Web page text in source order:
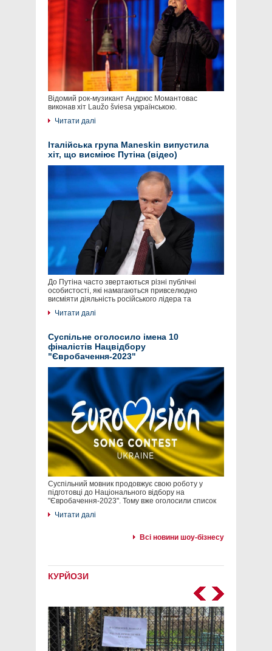
Відомий рок-музикант Андрюс Момантовас
виконав хіт Laužo šviesa українською.
Читати далі
Італійська група Maneskin випустила
хіт, що висміює Путіна (відео)
До Путіна часто звертаються різні публічні
особистості, які намагаються привселюдно
висміяти діяльність російського лідера та
Читати далі
Суспільне оголосило імена 10
фіналістів Нацвідбору
"Євробачення-2023"
Суспільний мовник продовжує свою роботу у
підготовці до Національного відбору на
"Євробачення-2023". Тому вже оголосили список
Читати далі
Всі новини шоу-бізнесу
КУРЙОЗИ